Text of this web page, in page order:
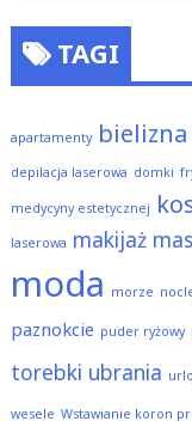
TAGI
apartamenty bielizna
depilacja laserowa domki
medycyny estetycznej
laserowa makijaż
moda morze
paznokcie puder ryżowy
torebki ubrania
wesele Wstawianie koron